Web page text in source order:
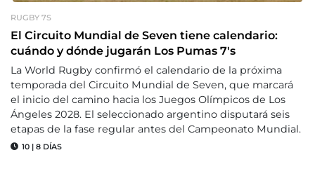
RUGBY 7S
El Circuito Mundial de Seven tiene calendario:
cuándo y dónde jugarán Los Pumas 7's
La World Rugby confirmó el calendario de la próxima
temporada del Circuito Mundial de Seven, que marcará
el inicio del camino hacia los Juegos Olímpicos de Los
Ángeles 2028. El seleccionado argentino disputará seis
etapas de la fase regular antes del Campeonato Mundial.
10 | 8 DÍAS